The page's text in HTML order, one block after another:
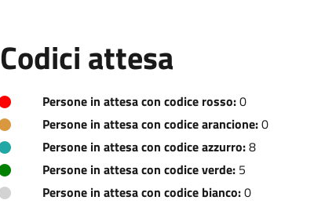
Codici attesa
Persone in attesa con codice rosso:0
Persone in attesa con codice arancione:0
Persone in attesa con codice azzurro:8
Persone in attesa con codice verde:5
Persone in attesa con codice bianco:0